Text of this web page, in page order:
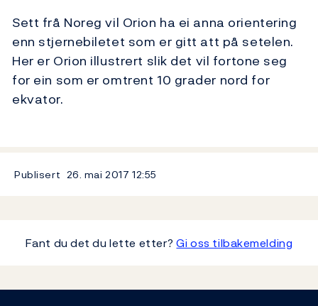
Sett frå Noreg vil Orion ha ei anna orientering
enn stjernebiletet som er gitt att på setelen.
Her er Orion illustrert slik det vil fortone seg
for ein som er omtrent 10 grader nord for
ekvator.
Publisert 26. mai 2017 12:55
Fant du det du lette etter?Gi oss tilbakemelding